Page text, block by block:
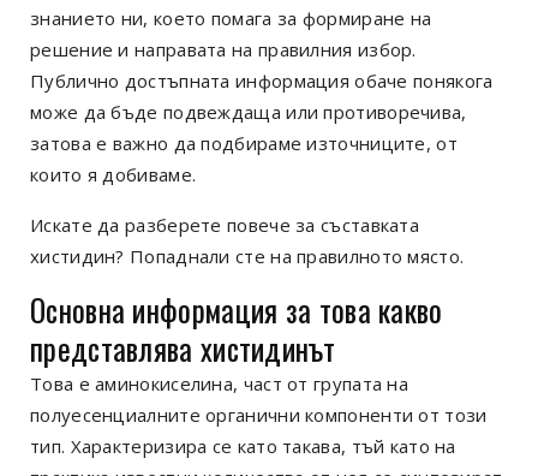
знанието ни, което помага за формиране на
решение и направата на правилния избор.
Публично достъпната информация обаче понякога
може да бъде подвеждаща или противоречива,
затова е важно да подбираме източниците, от
които я добиваме.
Искате да разберете повече за съставката
хистидин? Попаднали сте на правилното място.
Основна информация за това какво
представлява хистидинът
Това е аминокиселина, част от групата на
полуесенциалните органични компоненти от този
тип. Характеризира се като такава, тъй като на